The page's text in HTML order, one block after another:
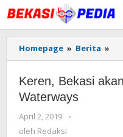
Lewati
ke
konten
Homepage » Berita »
Keren, Bekasi
Waterways
April 2, 2019
oleh
-
oleh Redaksi